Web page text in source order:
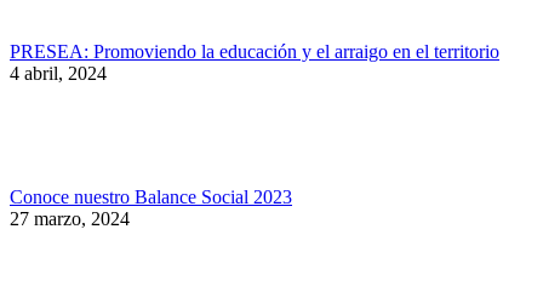
PRESEA: Promoviendo la educación y el arraigo en el territorio
4 abril, 2024
Conoce nuestro Balance Social 2023
27 marzo, 2024